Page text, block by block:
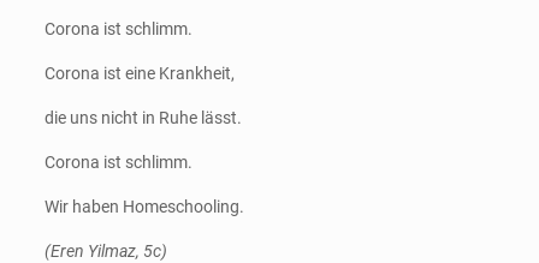
Corona ist schlimm.
Corona ist eine Krankheit,
die uns nicht in Ruhe lässt.
Corona ist schlimm.
Wir haben Homeschooling.
(Eren Yilmaz, 5c)